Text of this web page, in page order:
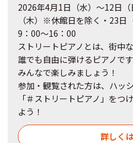
2026年4月1日（水）～12日
（木）※休館日を除く・23日
9：00～16：00
ストリートピアノとは、街中
誰でも自由に弾けるピアノです
みんなで楽しみましょう！
参加・観覧された方は、ハッ
「＃ストリートピアノ」をつ
よう！
詳しく